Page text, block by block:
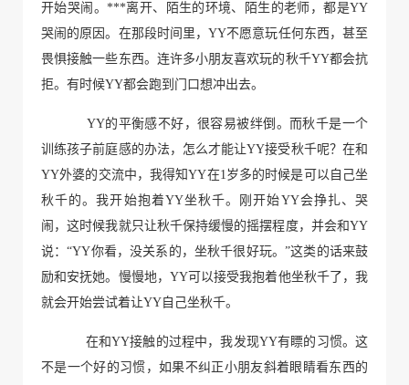
开始哭闹。***离开、陌生的环境、陌生的老师，都是YY
哭闹的原因。在那段时间里，YY不愿意玩任何东西，甚至
畏惧接触一些东西。连许多小朋友喜欢玩的秋千YY都会抗
拒。 有时候YY都会跑到门口想冲出去。
YY的平衡感不好，很容易被绊倒。而秋千是一个
训练孩子前庭感的办法，怎么才能让YY接受秋千呢？ 在和
YY外婆的交流中，我得知YY在1岁多的时候是可以自己坐
秋千的。我开始抱着YY坐秋千。刚开始YY会挣扎、哭
闹，这时候我就只让秋千保持缓慢的摇摆程度，并会和YY
说：“YY你看，没关系的，坐秋千很好玩。”这类的话来鼓
励和安抚她。慢慢地，YY可以接受我抱着他坐秋千了，我
就会开始尝试着让YY自己坐秋千。
在和YY接触的过程中，我发现YY有瞟的习惯。这
不是一个好的习惯，如果不纠正小朋友斜着眼睛看东西的